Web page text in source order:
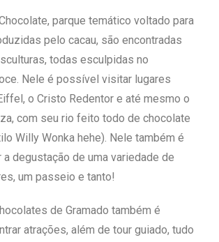
parque temático voltado para
pelo cacau, são encontradas
todas esculpidas no
Nele é possível visitar lugares
o Cristo Redentor e até mesmo o
com seu rio feito todo de chocolate
Willy Wonka hehe). Nele também é
degustação de uma variedade de
um passeio e tanto!
de Gramado também é
atrações, além de tour guiado, tudo